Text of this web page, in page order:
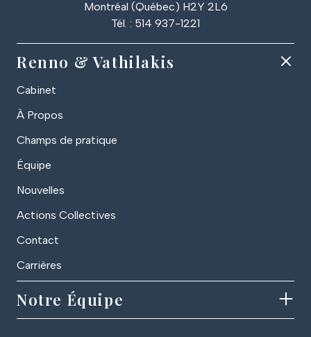
Montréal (Québec) H2Y 2L6
Tél. : 514 937-1221
Renno & Vathilakis
Cabinet
À Propos
Champs de pratique
Équipe
Nouvelles
Actions Collectives
Contact
Carrières
Notre Équipe